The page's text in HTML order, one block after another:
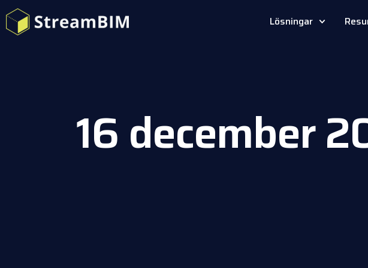
Lösningar
16 december